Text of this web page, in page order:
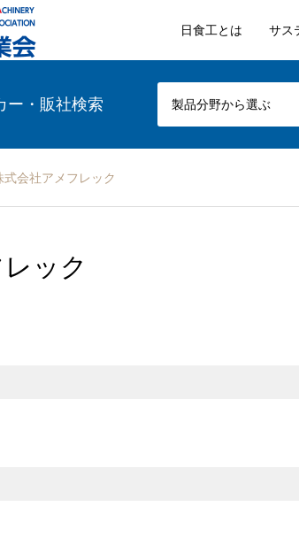
日食工とは サス
ー・販社検索 製品分野から選ぶ
式会社アメフレック
ック